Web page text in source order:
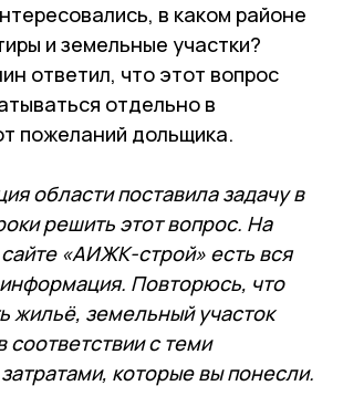
в каком районе
и земельные участки?
ответил, что этот вопрос
отдельно в
пожеланий дольщика.
области поставила задачу в
решить этот вопрос. На
«АИЖК-строй» есть вся
Повторюсь, что
жильё, земельный участок
соответствии с теми
которые вы понесли.